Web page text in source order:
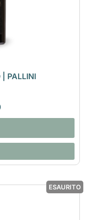
| PALLINI
ESAURITO